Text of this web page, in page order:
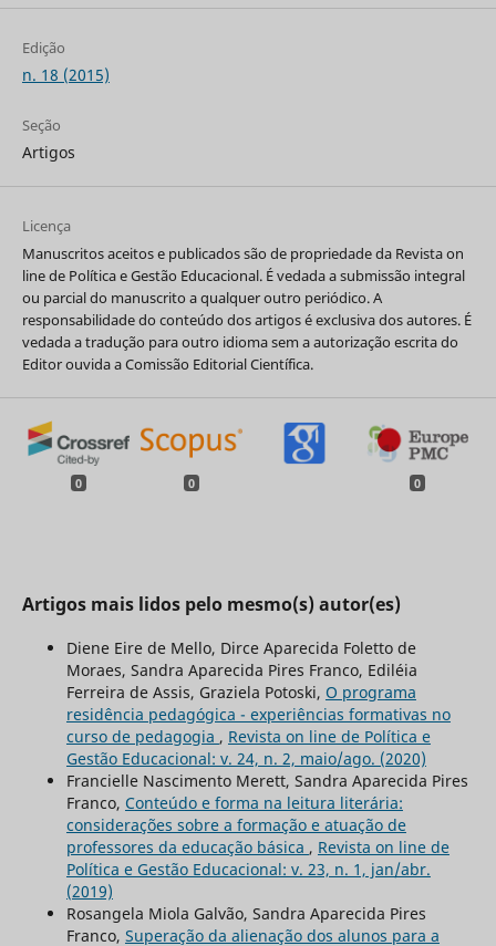
Edição
n. 18 (2015)
Seção
Artigos
Licença
Manuscritos aceitos e publicados são de propriedade da Revista on
line de Política e Gestão Educacional. É vedada a submissão integral
ou parcial do manuscrito a qualquer outro periódico. A
responsabilidade do conteúdo dos artigos é exclusiva dos autores. É
vedada a tradução para outro idioma sem a autorização escrita do
Editor ouvida a Comissão Editorial Científica.
0 0 0
Artigos mais lidos pelo mesmo(s) autor(es)
Diene Eire de Mello, Dirce Aparecida Foletto de
Moraes, Sandra Aparecida Pires Franco, Ediléia
Ferreira de Assis, Graziela Potoski, O programa
residência pedagógica - experiências formativas no
curso de pedagogia , Revista on line de Política e
Gestão Educacional: v. 24, n. 2, maio/ago. (2020)
Francielle Nascimento Merett, Sandra Aparecida Pires
Franco, Conteúdo e forma na leitura literária:
considerações sobre a formação e atuação de
professores da educação básica , Revista on line de
Política e Gestão Educacional: v. 23, n. 1, jan/abr.
(2019)
Rosangela Miola Galvão, Sandra Aparecida Pires
Franco, Superação da alienação dos alunos para a